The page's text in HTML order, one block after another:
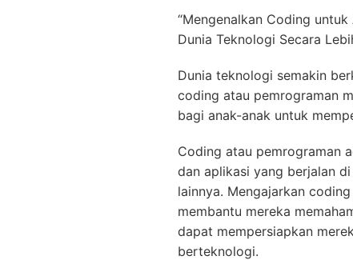
“Mengenalkan Coding
Dunia Teknologi Secara
Dunia teknologi semakin
coding atau pemrograman
bagi anak-anak untuk
Coding atau pemrograman
dan aplikasi yang berjalan
lainnya. Mengajarkan
membantu mereka
dapat mempersiapkan
berteknologi.